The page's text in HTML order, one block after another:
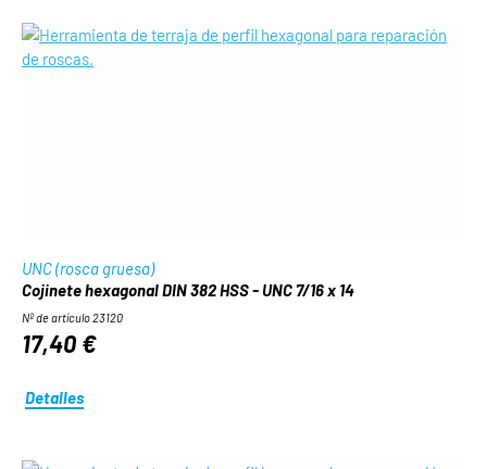
UNC (rosca gruesa)
Cojinete hexagonal DIN 382 HSS - UNC 7/16 x 14
Nº de artículo 23120
17,40 €
Detalles